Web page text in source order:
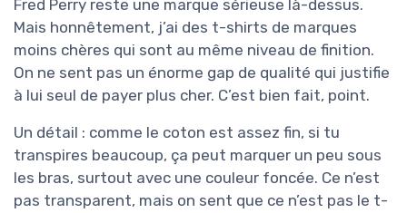
Fred Perry reste une marque sérieuse là-dessus.
Mais honnêtement, j’ai des t-shirts de marques
moins chères qui sont au même niveau de finition.
On ne sent pas un énorme gap de qualité qui justifie
à lui seul de payer plus cher. C’est bien fait, point.
Un détail : comme le coton est assez fin, si tu
transpires beaucoup, ça peut marquer un peu sous
les bras, surtout avec une couleur foncée. Ce n’est
pas transparent, mais on sent que ce n’est pas le t-